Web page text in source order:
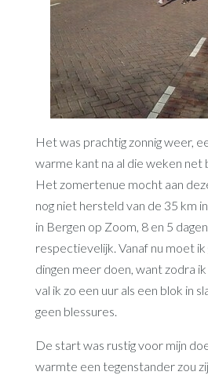
Het was prachtig zonnig weer,
warme kant na al die weken net
Het zomertenue mocht aan
nog niet hersteld van de 35 km
in Bergen op Zoom, 8 en 5
respectievelijk. Vanaf nu moet
dingen meer doen, want zodra ik
val ik zo een uur als een blok in
geen blessures.
De start was rustig voor mijn
warmte een tegenstander zou